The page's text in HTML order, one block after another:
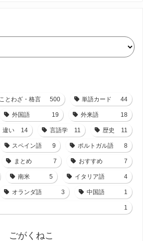
ことわざ・格言 500 単語カード 44
外国語 19 外来語 18
違い 14 言語学 11 歴史 11
スペイン語 9 ポルトガル語 8
まとめ 7 おすすめ 7
南米 5 イタリア語 4
オランダ語 3 中国語 1
1
ごがくねこ